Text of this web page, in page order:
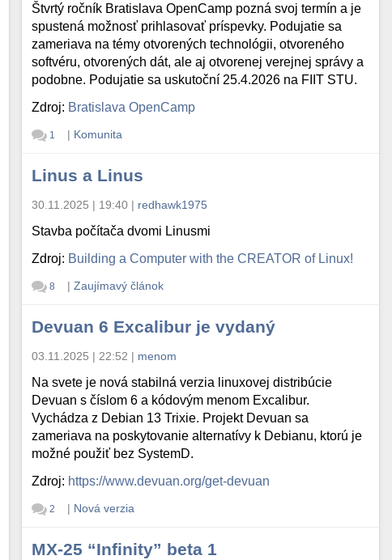
Štvrtý ročník Bratislava OpenCamp pozná svoj termín a je
spustená možnosť prihlasovať príspevky. Podujatie sa
zameriava na témy otvorených technológii, otvoreného
softvéru, otvorených dát, ale aj otvorenej verejnej správy a
podobne. Podujatie sa uskutoční 25.4.2026 na FIIT STU.
Zdroj: Bratislava OpenCamp
1 | Komunita
Linus a Linus
30.11.2025 | 19:40 | redhawk1975
Stavba počítača dvomi Linusmi
Zdroj: Building a Computer with the CREATOR of Linux!
8 | Zaujímavý článok
Devuan 6 Excalibur je vydaný
03.11.2025 | 22:52 | menom
Na svete je nová stabilná verzia linuxovej distribúcie
Devuan s číslom 6 a kódovým menom Excalibur.
Vychádza z Debian 13 Trixie. Projekt Devuan sa
zameriava na poskytovanie alternatívy k Debianu, ktorú je
možné použiť bez SystemD.
Zdroj: https://www.devuan.org/get-devuan
2 | Nová verzia
MX-25 “Infinity” beta 1